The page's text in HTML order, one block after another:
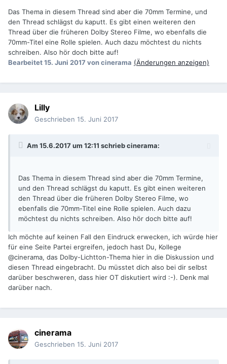
Das Thema in diesem Thread sind aber die 70mm Termine, und
den Thread schlägst du kaputt. Es gibt einen weiteren den
Thread über die früheren Dolby Stereo Filme, wo ebenfalls die
70mm-Titel eine Rolle spielen. Auch dazu möchtest du nichts
schreiben. Also hör doch bitte auf!
Bearbeitet15. Juni 2017 von cinerama (Änderungen anzeigen)
Lilly
Geschrieben 15. Juni 2017
Am 15.6.2017 um 12:11 schriebcinerama:
Das Thema in diesem Thread sind aber die 70mm Termine,
und den Thread schlägst du kaputt. Es gibt einen weiteren
den Thread über die früheren Dolby Stereo Filme, wo
ebenfalls die 70mm-Titel eine Rolle spielen. Auch dazu
möchtest du nichts schreiben. Also hör doch bitte auf!
Ich möchte auf keinen Fall den Eindruck erwecken, ich würde hier
für eine Seite Partei ergreifen, jedoch hast Du, Kollege
@cinerama, das Dolby-Lichtton-Thema hier in die Diskussion und
diesen Thread eingebracht. Du müsstet dich also bei dir selbst
darüber beschweren, dass hier OT diskutiert wird :-). Denk mal
darüber nach.
cinerama
Geschrieben 15. Juni 2017